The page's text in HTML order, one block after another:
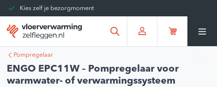
Kies zelf je bezorgmoment
Tot 30 dagen terug te sturen
Gratis verzending vanaf
€375,00*
Pompregelaar
ENGO EPC11W – Pompregelaar voor
warmwater- of verwarmingssysteem